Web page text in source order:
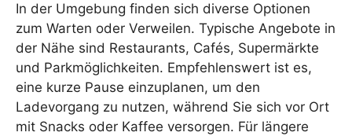
In der Umgebung finden sich diverse Optionen
zum Warten oder Verweilen. Typische Angebote in
der Nähe sind Restaurants, Cafés, Supermärkte
und Parkmöglichkeiten. Empfehlenswert ist es,
eine kurze Pause einzuplanen, um den
Ladevorgang zu nutzen, während Sie sich vor Ort
mit Snacks oder Kaffee versorgen. Für längere